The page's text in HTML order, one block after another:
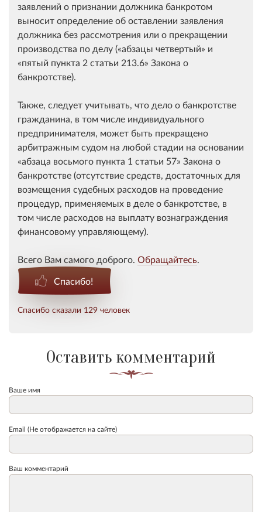
заявлений о признании должника банкротом
выносит определение об оставлении заявления
должника без рассмотрения или о прекращении
производства по делу ( абзацы четвертый
и
пятый пункта 2 статьи 213.6 Закона о
банкротстве).
Также, следует учитывать, что дело о банкротстве
гражданина, в том числе индивидуального
предпринимателя, может быть прекращено
арбитражным судом на любой стадии на основании
абзаца восьмого пункта 1 статьи 57 Закона о
банкротстве (отсутствие средств, достаточных для
возмещения судебных расходов на проведение
процедур, применяемых в деле о банкротстве, в
том числе расходов на выплату вознаграждения
финансовому управляющему).
Всего Вам самого доброго. Обращайтесь.
Спасибо!
Спасибо сказали 129 человек
Оставить комментарий
Ваше имя
Email (Не отображается на сайте)
Ваш комментарий